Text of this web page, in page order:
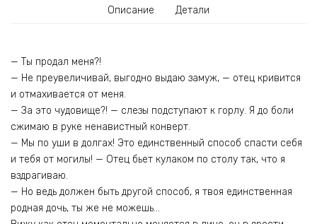
Описание Детали
— Ты продал меня?!
— Не преувеличивай, выгодно выдаю замуж, — отец кривится
и отмахивается от меня.
— За это чудовище?! — слезы подступают к горлу. Я до боли
сжимаю в руке ненавистный конверт.
— Мы по уши в долгах! Это единственный способ спасти себя
и тебя от могилы! — Отец бьет кулаком по столу так, что я
вздрагиваю.
— Но ведь должен быть другой способ, я твоя единственная
родная дочь, ты же не можешь…